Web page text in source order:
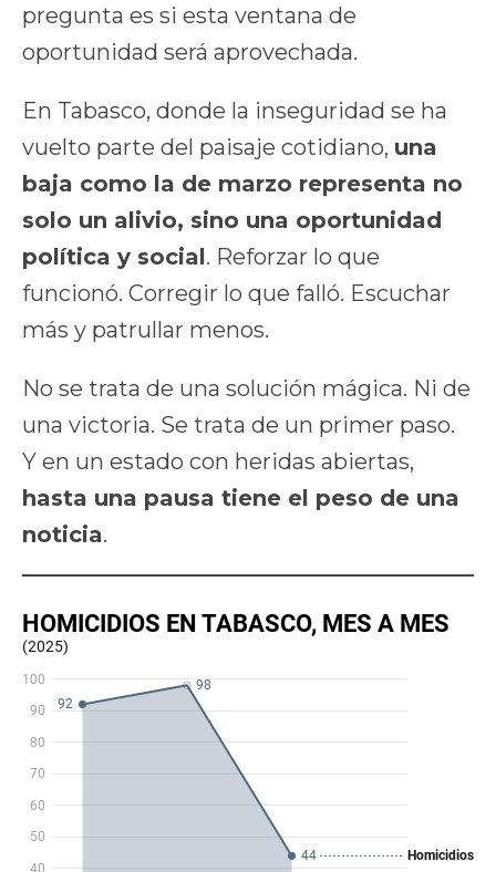
pregunta es si esta ventana de
oportunidad será aprovechada.
En Tabasco, donde la inseguridad se ha
vuelto parte del paisaje cotidiano, una
baja como la de marzo representa no
solo un alivio, sino una oportunidad
política y social. Reforzar lo que
funcionó. Corregir lo que falló. Escuchar
más y patrullar menos.
No se trata de una solución mágica. Ni de
una victoria. Se trata de un primer paso.
Y en un estado con heridas abiertas,
hasta una pausa tiene el peso de una
noticia.